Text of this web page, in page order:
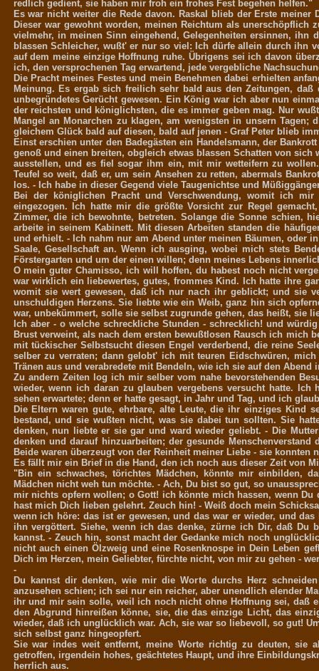
redlich gedient, sie haben mir froh ein frohes Fest begehen helfen."
Es war nicht weiter die Rede davon. Raskal blieb der Erste
Dieser war gewohnt worden, meinen Reichtum als
vielmehr, in meinen Sinn eingehend, Gelegenheiten ersinnen, ihn
blassen Schleicher, wußt' er nur so viel: Ich dürfe allein durch ihn
auf dem meine einzige Hoffnung ruhe. Übrigens sei ich davon
ich, den versprochenen Tag erwartend, jede vergebliche
Die Pracht meines Festes und mein Benehmen dabei erhielten
Meinung. Es ergab sich freilich sehr bald aus den Zeitungen,
unbegründetes Gerücht gewesen. Ein König war ich aber nun
der reichsten und königlichsten, die es immer geben mag. Nur
Mangel an Monarchen zu klagen, am wenigsten in unsern
gleichem Glück bald auf diesen, bald auf jenen - Graf Peter blieb
Einst erschien unter den Badegästen ein Handelsmann, der
genoß und einen breiten, obgleich etwas blassen Schatten von
ausstellen, und es fiel sogar ihm ein, mit mir wetteifern zu
Teufel so weit, daß er, um sein Ansehen zu retten, abermals
los. - Ich habe in dieser Gegend viele Taugenichtse und
Bei der königlichen Pracht und Verschwendung, womit ich
eingezogen. Ich hatte mir die größte Vorsicht zur Regel
Zimmer, die ich bewohnte, betreten. Solange die Sonne schien,
arbeite in seinem Kabinett. Mit diesen Arbeiten standen die
und erhielt. - Ich nahm nur am Abend unter meinen Bäumen, oder
Saale, Gesellschaft an. Wenn ich ausging, wobei mich stets
Förstergarten und um der einen willen; denn meines Lebens
O mein guter Chamisso, ich will hoffen, du habest noch nicht
war wirklich ein liebewertes, gutes, frommes Kind. Ich hatte ihre
womit sie wert gewesen, daß ich nur nach ihr geblickt; und sie
unschuldigen Herzens. Sie liebte wie ein Weib, ganz hin sich
war, unbekümmert, solle sie selbst zugrunde gehen, das heißt, sie
Ich aber - o welche schreckliche Stunden - schrecklich! und
Brust verweint, als nach dem ersten bewußtlosen Rausch ich mich
mit tückischer Selbstsucht diesen Engel verderbend, die reine
selber zu verraten; dann gelobt' ich mit teuren Eidschwüren,
Tränen aus und verabredete mit Bendeln, wie ich sie auf den Abend
Zu andern Zeiten log ich mir selber vom nahe bevorstehenden
wieder, wenn ich daran zu glauben vergebens versucht hatte.
sehen erwartete; denn er hatte gesagt, in Jahr und Tag, und ich
Die Eltern waren gute, ehrbare, alte Leute, die ihr einziges Kind
bestand, und sie wußten nicht, was sie dabei tun sollten. Sie
denken, nun liebte er sie gar und ward wieder geliebt. - Die
denken und darauf hinzuarbeiten; der gesunde
Beide waren überzeugt von der Reinheit meiner Liebe - sie konnten
Es fällt mir ein Brief in die Hand, den ich noch aus dieser Zeit von
"Bin ein schwaches, törichtes Mädchen, könnte mir einbilden,
Mädchen nicht weh tun möchte. - Ach, Du bist so gut, so
mir nichts opfern wollen; o Gott! ich könnte mich hassen, wenn
hast mich Dich lieben gelehrt. Zeuch hin! - Weiß doch mein
wenn ich höre: das ist er gewesen, und das war er wieder, und
ihn vergöttert. Siehe, wenn ich das denke, zürne ich Dir, daß Du
kannst. - Zeuch hin, sonst macht der Gedanke mich noch
nicht auch einen Ölzweig und eine Rosenknospe in Dein Leben
Dich im Herzen, mein Geliebter, fürchte nicht, von mir zu gehen -
-
Du kannst dir denken, wie mir die Worte durchs Herz
anzusehen schien; ich sei nur ein reicher, aber unendlich elender
ihr und mir sein solle, weil ich noch nicht ohne Hoffnung sei, daß
den Abgrund hinreißen könne, sie, die das einzige Licht, das
wieder, daß ich unglücklich war. Ach, sie war so liebevoll, so gut!
sich selbst ganz hingeopfert.
Sie war indes weit entfernt, meine Worte richtig zu deuten, sie
getroffen, irgendein hohes, geächtetes Haupt, und ihre
herrlich aus.